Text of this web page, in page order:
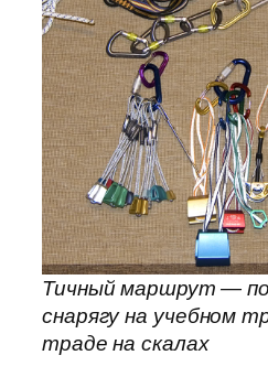
Тичный маршрут —
снарягу на учебном
траде на скалах